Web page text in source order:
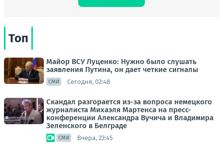
Топ
Майор ВСУ Луценко: Нужно было слушать
заявления Путина, он дает четкие сигналы
СМИ Сегодня, 02:48
Скандал разгорается из-за вопроса немецкого
журналиста Михаэля Мартенса на пресс-
конференции Александра Вучича и Владимира
Зеленского в Белграде
СМИ Вчера, 22:45